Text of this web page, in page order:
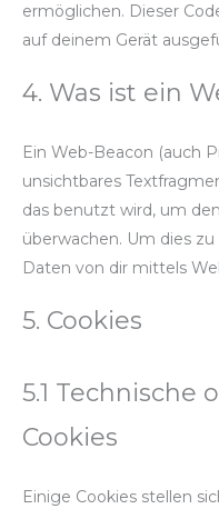
ermöglichen. Dieser
auf deinem Gerät
4. Was ist ein
Ein Web-Beacon (auch
unsichtbares
das benutzt wird, um
überwachen. Um dies
Daten von dir mittels
5. Cookies
5.1 Technische
Cookies
Einige Cookies stellen